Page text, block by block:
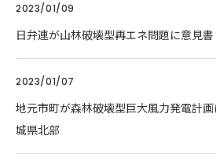
2023/01/09
日弁連が山林破壊型再エネ問題に意見書
2023/01/07
地元市町が森林破壊型巨大風力発電計
城県北部